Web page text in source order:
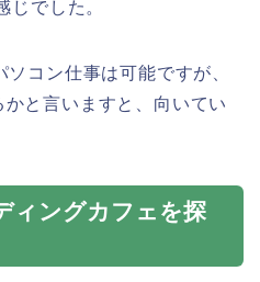
じでした。
コン仕事は可能ですが、
と言いますと、向いてい
ィングカフェを探